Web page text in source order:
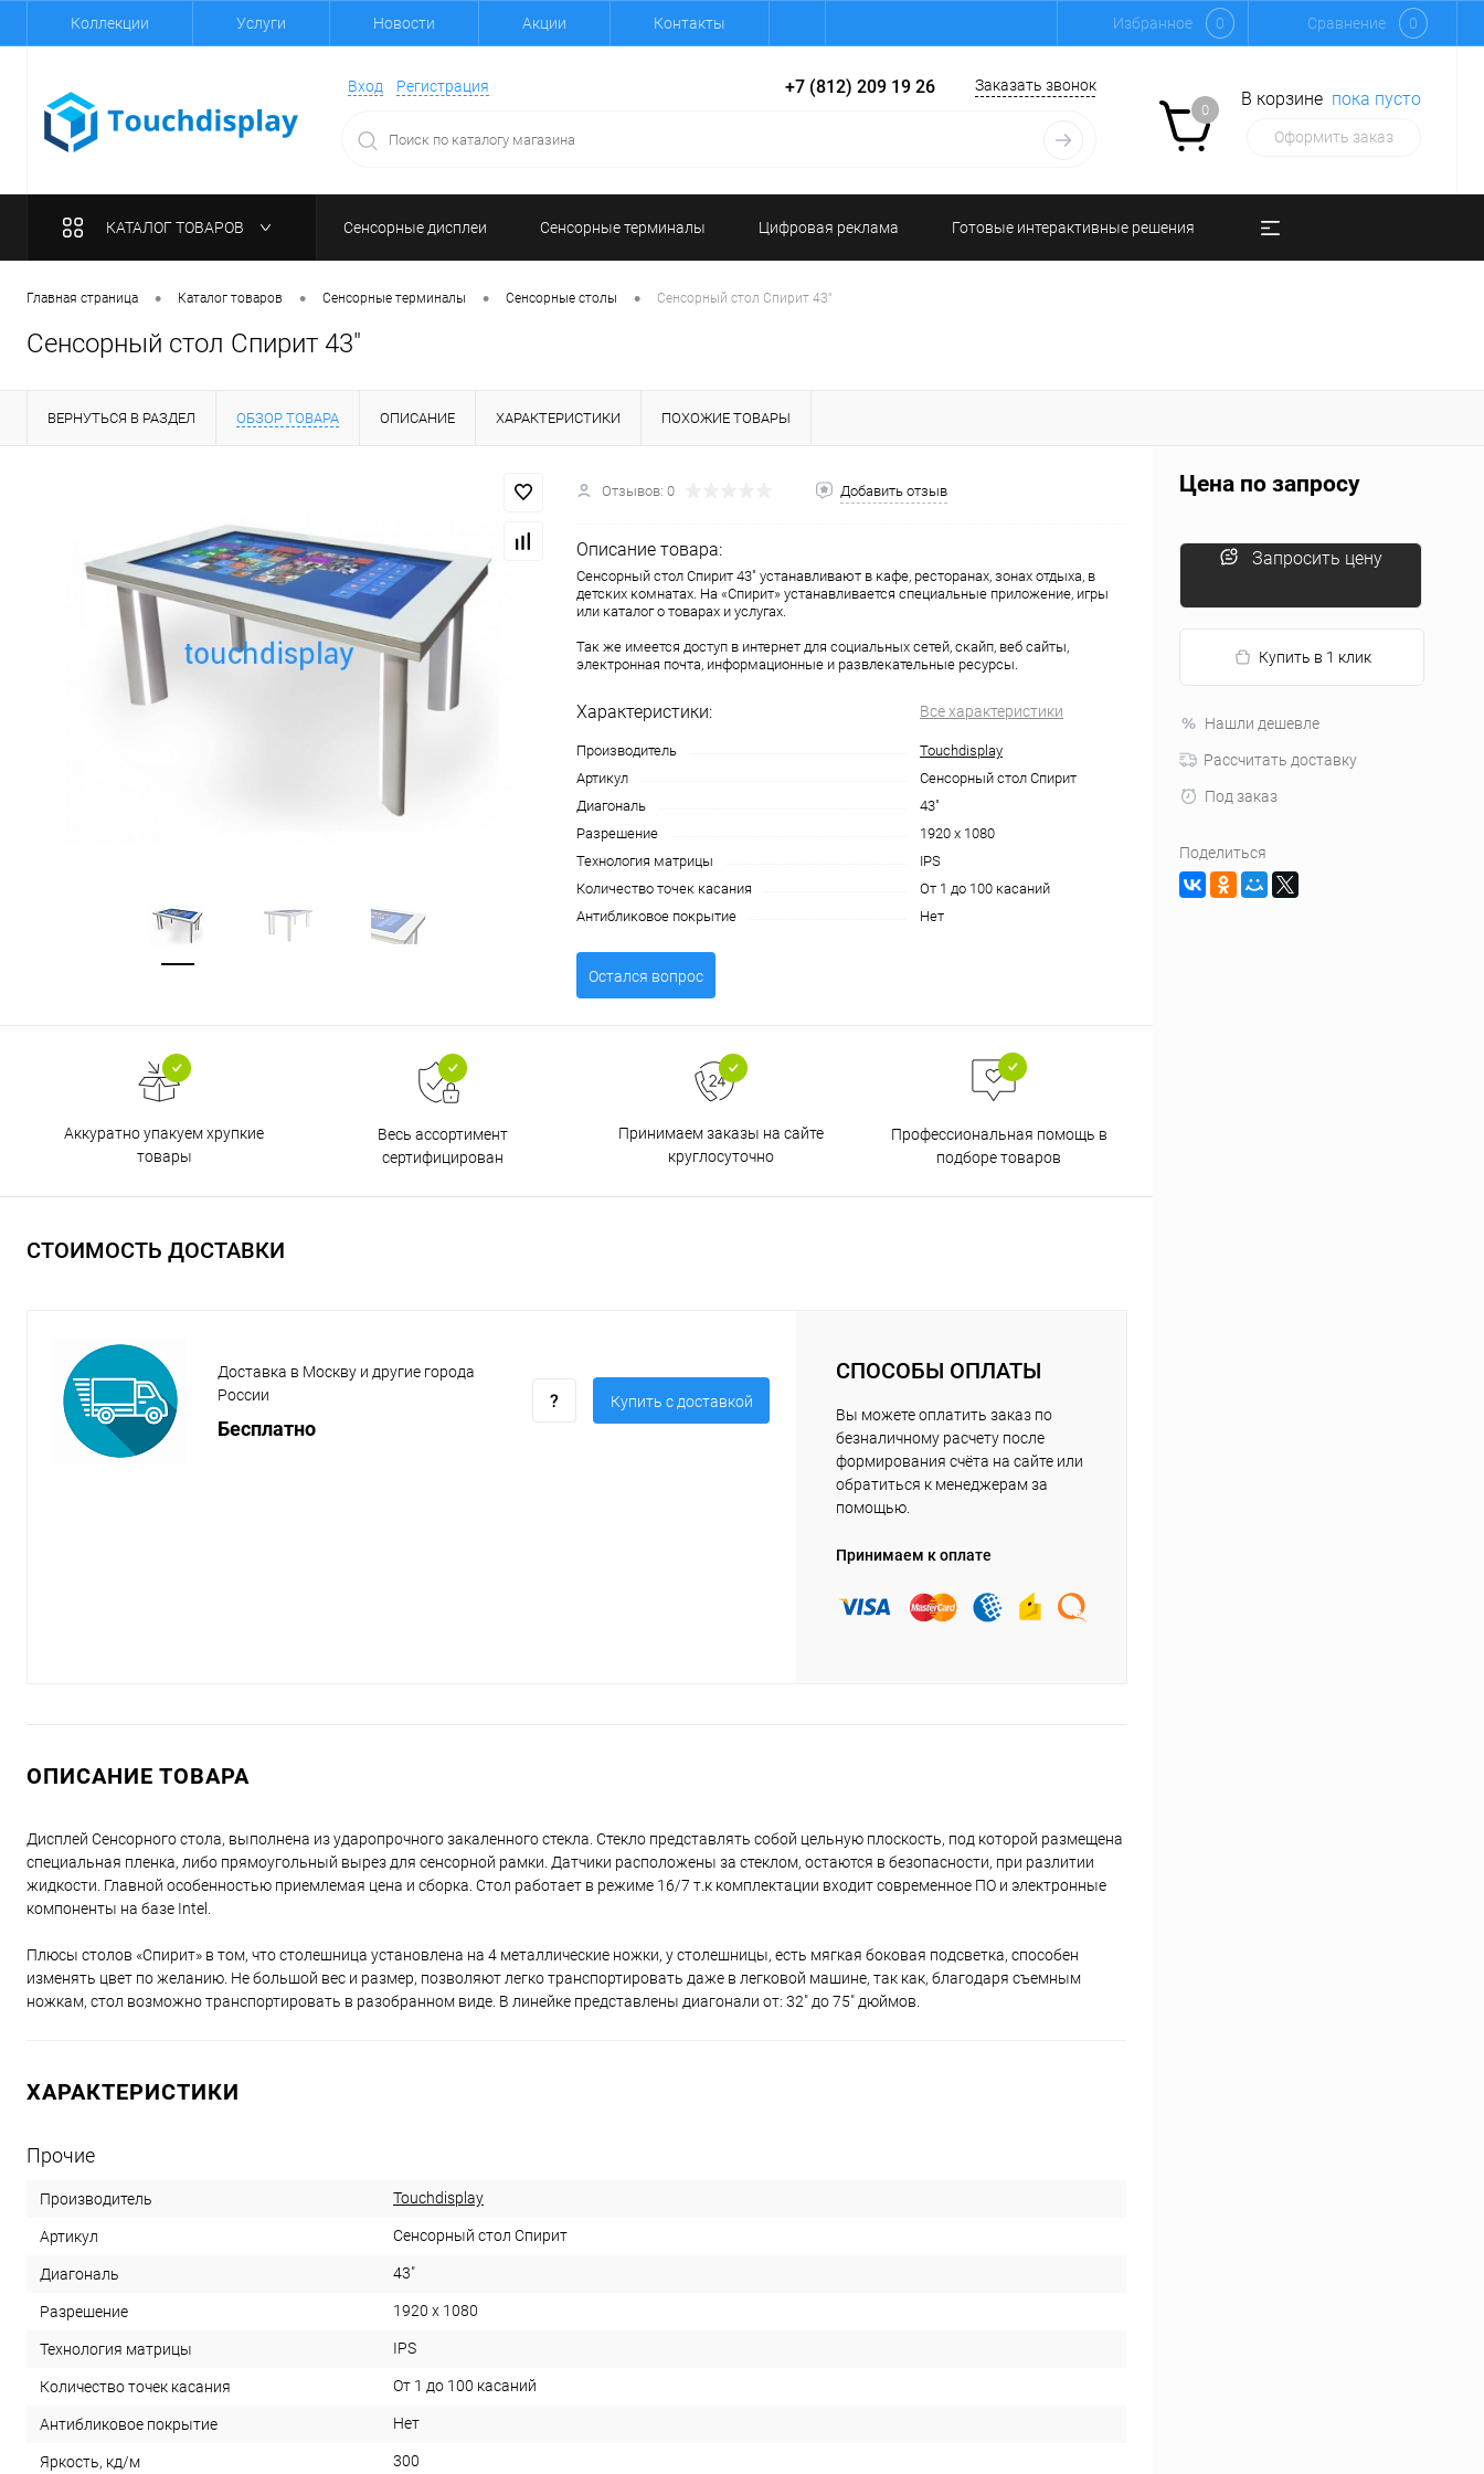
Коллекции Услуги Новости Акции Контакты Избранное 0 Сравнение 0
Вход Регистрация +7 (812) 209 19 26 Заказать звонок
0
В корзине пока пусто
Оформить заказ
КАТАЛОГ ТОВАРОВ Сенсорные дисплеи Сенсорные терминалы Цифровая реклама Готовые интерактивные решения
Главная страница • Каталог товаров • Сенсорные терминалы • Сенсорные столы • Сенсорный стол Спирит 43"
Сенсорный стол Спирит 43"
ВЕРНУТЬСЯ В РАЗДЕЛ ОБЗОР ТОВАРА ОПИСАНИЕ ХАРАКТЕРИСТИКИ ПОХОЖИЕ ТОВАРЫ
Отзывов: 0 Добавить отзыв
Описание товара:
Сенсорный стол Спирит 43" устанавливают в кафе, ресторанах, зонах отдыха, в
детских комнатах. На «Спирит» устанавливается специальные приложение, игры
или каталог о товарах и услугах.
Так же имеется доступ в интернет для социальных сетей, скайп, веб сайты,
электронная почта, информационные и развлекательные ресурсы.
Характеристики: Все характеристики
Производитель
Touchdisplay
Артикул
Сенсорный стол Спирит
Диагональ
43"
Разрешение
1920 х 1080
Технология матрицы
IPS
Количество точек касания
От 1 до 100 касаний
Антибликовое покрытие
Нет
Остался вопрос
Аккуратно упакуем хрупкие
товары
Весь ассортимент
сертифицирован
Принимаем заказы на сайте
круглосуточно
Профессиональная помощь в
подборе товаров
СТОИМОСТЬ ДОСТАВКИ
Доставка в Москву и другие города
России
Бесплатно
Купить c доставкой
СПОСОБЫ ОПЛАТЫ
Вы можете оплатить заказ по
безналичному расчету после
формирования счёта на сайте или
обратиться к менеджерам за
помощью.
Принимаем к оплате
ОПИСАНИЕ ТОВАРА
Дисплей Сенсорного стола, выполнена из ударопрочного закаленного стекла. Стекло представлять собой цельную плоскость, под которой размещена
специальная пленка, либо прямоугольный вырез для сенсорной рамки. Датчики расположены за стеклом, остаются в безопасности, при разлитии
жидкости. Главной особенностью приемлемая цена и сборка. Стол работает в режиме 16/7 т.к комплектации входит современное ПО и электронные
компоненты на базе Intel.
Плюсы столов «Спирит» в том, что столешница установлена на 4 металлические ножки, у столешницы, есть мягкая боковая подсветка, способен
изменять цвет по желанию. Не большой вес и размер, позволяют легко транспортировать даже в легковой машине, так как, благодаря съемным
ножкам, стол возможно транспортировать в разобранном виде. В линейке представлены диагонали от: 32" до 75" дюймов.
ХАРАКТЕРИСТИКИ
Прочие
Производитель Touchdisplay
Артикул Сенсорный стол Спирит
Диагональ 43"
Разрешение 1920 х 1080
Технология матрицы IPS
Количество точек касания От 1 до 100 касаний
Антибликовое покрытие Нет
Яркость, кд/м 300
Цена по запросу
Запросить цену
Купить в 1 клик
Нашли дешевле
Рассчитать доставку
Под заказ
Поделиться